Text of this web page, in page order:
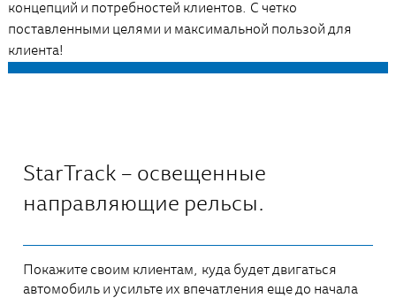
концепций и потребностей клиентов. С четко
поставленными целями и максимальной пользой для
клиента!
StarTrack – освещенные
направляющие рельсы.
Покажите своим клиентам, куда будет двигаться
автомобиль и усильте их впечатления еще до начала